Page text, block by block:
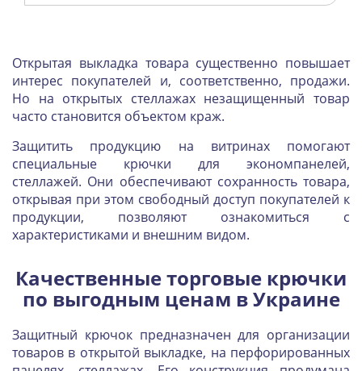
Открытая выкладка товара существенно повышает
интерес покупателей и, соответственно, продажи.
Но на открытых стеллажах незащищенный товар
часто становится объектом краж.
Защитить продукцию на витринах помогают
специальные крючки для экономпанелей,
стеллажей. Они обеспечивают сохранность товара,
открывая при этом свободный доступ покупателей к
продукции, позволяют ознакомиться с
характеристиками и внешним видом.
Качественные торговые крючки
по выгодным ценам в Украине
Защитный крючок предназначен для организации
товаров в открытой выкладке, на перфорированных